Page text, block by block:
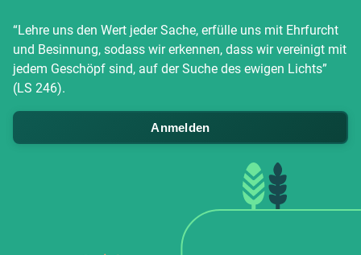
“Lehre uns den Wert jeder Sache, erfülle uns mit Ehrfurcht
und Besinnung, sodass wir erkennen, dass wir vereinigt mit
jedem Geschöpf sind, auf der Suche des ewigen Lichts”
(LS 246).
Anmelden